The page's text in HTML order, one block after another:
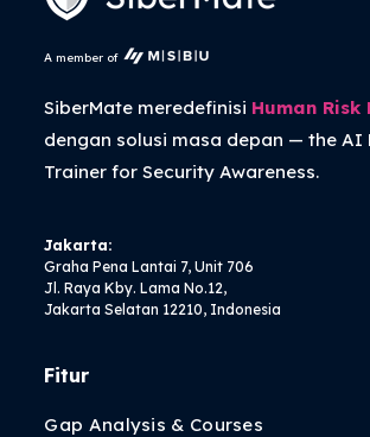
A member of
SiberMate meredefinisi Human Risk
dengan solusi masa depan — the AI
Trainerfor Security Awareness.
Jakarta:
Graha Pena Lantai 7, Unit 706
Jl. Raya Kby. Lama No.12,
Jakarta Selatan 12210, Indonesia
Fitur
Gap Analysis & Courses